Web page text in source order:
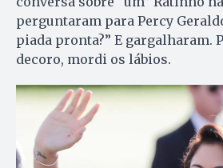
perguntaram para Percy
piada pronta?” E gargalharam.
decoro, mordi os lábios.